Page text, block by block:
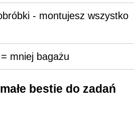
- montujesz wszystko
mniej bagażu
bestie do zadań